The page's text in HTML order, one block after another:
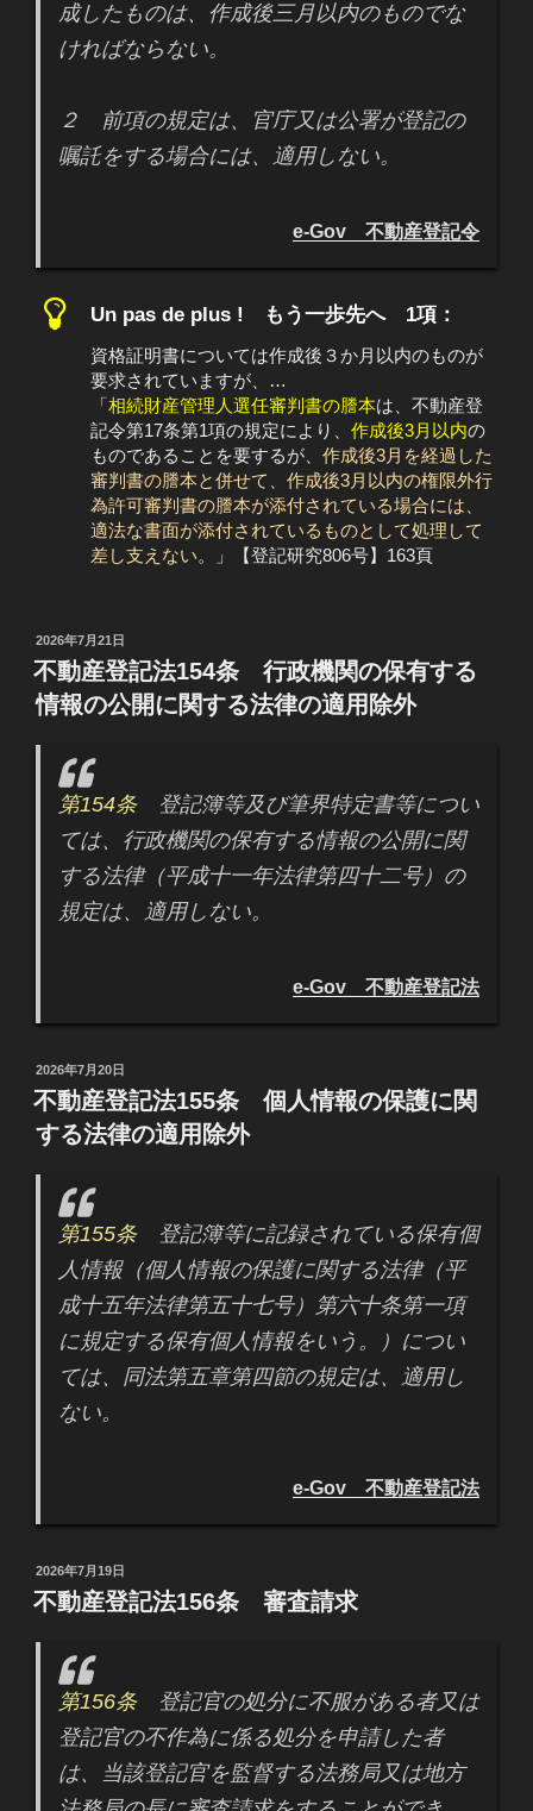
成したものは、作成後三月以内のものでな
ければならない。
２ 前項の規定は、官庁又は公署が登記の
嘱託をする場合には、適用しない。
e-Gov 不動産登記令
Un pas de plus ! もう一歩先へ 1項：
資格証明書については作成後３か月以内のものが
要求されていますが、…
「相続財産管理人選任審判書の謄本は、不動産登
記令第17条第1項の規定により、 作成後3月以内の
ものであることを要するが、 作成後3月を経過した
審判書の謄本と併せて、作成後3月以内の権限外行
為許可審判書の謄本が添付されている場合には、
適法な書面が添付されているものとして処理して
差し支えない。」【登記研究806号】163頁
投
稿
日:
2026年7月21日
不動産登記法154条 行政機関の保有する
情報の公開に関する法律の適用除外
第154条登記簿等及び筆界特定書等につい
ては、行政機関の保有する情報の公開に関
する法律（平成十一年法律第四十二号）の
規定は、適用しない。
e-Gov 不動産登記法
投
稿
日:
2026年7月20日
不動産登記法155条 個人情報の保護に関
する法律の適用除外
第155条登記簿等に記録されている保有個
人情報（個人情報の保護に関する法律（平
成十五年法律第五十七号）第六十条第一項
に規定する保有個人情報をいう。）につい
ては、同法第五章第四節の規定は、適用し
ない。
e-Gov 不動産登記法
投
稿
日:
2026年7月19日
不動産登記法156条 審査請求
第156条登記官の処分に不服がある者又は
登記官の不作為に係る処分を申請した者
は、当該登記官を監督する法務局又は地方